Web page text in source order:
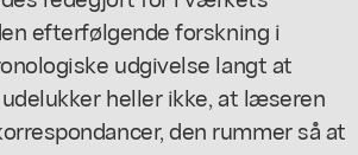
efterfølgende forskning i
udgivelse langt at
heller ikke, at læseren
den rummer så at